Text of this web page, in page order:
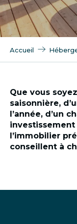
Accueil
Que vous
saisonnière,
l’année, d’un
l’immobilier
conseillent à